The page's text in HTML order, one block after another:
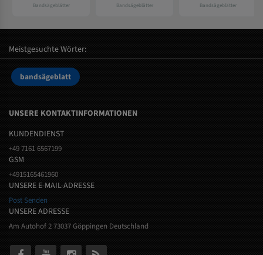
Bandsägeblätter Bandsägeblätter Bandsägeblätter
Meistgesuchte Wörter:
bandsägeblatt
UNSERE KONTAKTINFORMATIONEN
KUNDENDIENST
+49 7161 6567199
GSM
+4915165461960
UNSERE E-MAIL-ADRESSE
Post Senden
UNSERE ADRESSE
Am Autohof 2 73037 Göppingen Deutschland